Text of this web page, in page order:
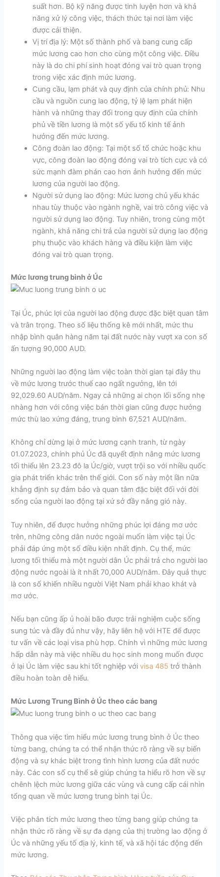
suất hơn. Bộ kỹ năng được tinh luyện hơn và khả
năng xử lý công việc, thách thức tại nơi làm việc
được cải thiện.
Vị trí địa lý: Một số thành phố và bang cung cấp
mức lương cao hơn cho cùng một công việc. Điều
này là do chi phí sinh hoạt đóng vai trò quan trọng
trong việc xác định mức lương.
Cung cầu, lạm phát và quy định của chính phủ: Nhu
cầu và nguồn cung lao động, tỷ lệ lạm phát hiện
hành và những thay đổi trong quy định của chính
phủ về tiền lương là một số yếu tố kinh tế ảnh
hưởng đến mức lương.
Công đoàn lao động: Tại một số tổ chức hoặc khu
vực, công đoàn lao động đóng vai trò tích cực và có
sức mạnh đàm phán cao hơn ảnh hưởng đến mức
lương của người lao động.
Người sử dụng lao động: Mức lương chủ yếu khác
nhau tùy thuộc vào ngành nghề, vai trò công việc và
người sử dụng lao động. Tuy nhiên, trong cùng một
ngành, khả năng chi trả của người sử dụng lao động
phụ thuộc vào khách hàng và điều kiện làm việc
đóng vai trò quan trọng.
Mức lương trung bình ở Úc
Tại Úc, phúc lợi của người lao động được đặc biệt quan tâm
và trân trọng. Theo số liệu thống kê mới nhất, mức thu
nhập bình quân hàng năm tại đất nước này vượt xa con số
ấn tượng 90,000 AUD.
Những người lao động làm việc toàn thời gian tại đây thu
về mức lương trước thuế cao ngất ngưởng, lên tới
92,029.60 AUD/năm. Ngay cả những ai chọn lối sống nhẹ
nhàng hơn với công việc bán thời gian cũng được hưởng
mức thù lao xứng đáng, trung bình 67,521 AUD/năm.
Không chỉ dừng lại ở mức lương cạnh tranh, từ ngày
01.07.2023, chính phủ Úc đã quyết định nâng mức lương
tối thiểu lên 23.23 đô la Úc/giờ, vượt trội so với nhiều quốc
gia phát triển khác trên thế giới. Con số này một lần nữa
khẳng định sự đảm bảo và quan tâm đặc biệt đối với đời
sống của người lao động tại xứ sở đầy nắng gió này.
Tuy nhiên, để được hưởng những phúc lợi đáng mơ ước
trên, những công dân nước ngoài muốn làm việc tại Úc
phải đáp ứng một số điều kiện nhất định. Cụ thể, mức
lương tối thiểu mà một người dân Úc phải trả cho người lao
động nước ngoài là ít nhất 70,000 AUD/năm. Đây quả thực
là con số khiến nhiều người Việt Nam phải khao khát và
mơ ước.
Nếu bạn cũng ấp ủ hoài bão được trải nghiệm cuộc sống
sung túc và đầy đủ như vậy, hãy liên hệ với HTE để được
tư vấn về các loại visa phù hợp. Chính vì những mức lương
hấp dẫn này mà việc nhiều du học sinh mong muốn được
ở lại Úc làm việc sau khi tốt nghiệp vớivisa 485 trở thành
điều hoàn toàn dễ hiểu.
Mức Lương Trung Bình ở Úc theo các bang
Thông qua việc tìm hiểu mức lương trung bình ở Úc theo
từng bang, chúng ta có thể nhận thức rõ ràng về sự biến
động và sự khác biệt trong tình hình lương của đất nước
này. Các con số cụ thể sẽ giúp chúng ta hiểu rõ hơn về sự
chênh lệch mức lương giữa các vùng và cung cấp cái nhìn
tổng quan về mức lương trung bình tại Úc.
Việc phân tích mức lương theo từng bang giúp chúng ta
nhận thức rõ ràng về sự đa dạng của thị trường lao động ở
Úc và những yếu tố địa lý, kinh tế, và xã hội tác động đến
mức lương.